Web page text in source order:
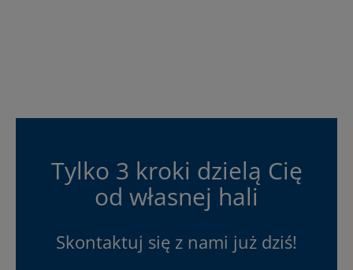
Tylko 3 kroki dzielą Cię
od własnej hali
Skontaktuj się z nami już dziś!